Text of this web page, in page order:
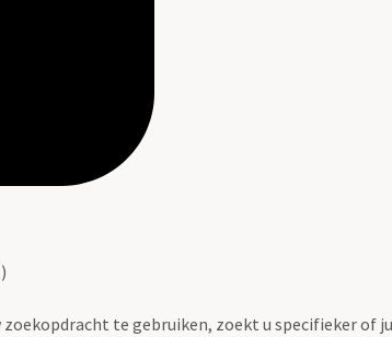
zoekopdracht te gebruiken, zoekt u specifieker of